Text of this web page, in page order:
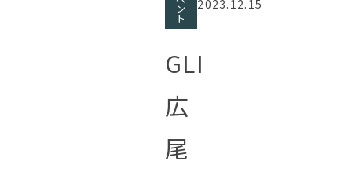
ン
ト
2023.12.15
GLI
広
尾